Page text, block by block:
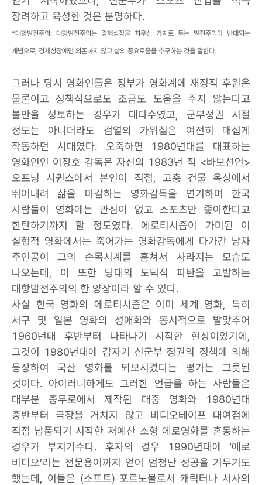
장려하고 육성한 것은 분명하다.
*대항발전주의: 대항발전주의는 경제성장을 최우선 가치로 두는 발전주의와 반대되는
개념으로, 경제성장에만 의존하지 않고 삶의 풍요로움을 추구하는 것을 말한다.
그러나 당시 영화인들은 정부가 영화계에 재정적 후원은
물론이고 정책적으로도 조금도 도움을 주지 않는다고
불만을 성토하는 경우가 대다수였고, 군부정권 시절
정도는 아니더라도 검열의 가위질은 여전히 매섭게
작동하던 시대였다. 오죽하면 1980년대를 대표하는
영화인인 이장호 감독은 자신의 1983년 작 <바보선언>
오프닝 시퀀스에서 본인이 직접, 고층 건물 옥상에서
뛰어내려 삶을 마감하는 영화감독을 연기하며 한국
사람들이 영화에는 관심이 없고 스포츠만 좋아한다고
한탄하기까지 할 정도였다. 에로티시즘이 가미된 이
실험적 영화에서는 죽어가는 영화감독에게 다가간 남자
주인공이 그의 손목시계를 훔쳐서 사라지는 모습도
나오는데, 이 또한 당대의 도덕적 파탄을 고발하는
대항발전주의의 한 양상이라 할 수 있다.
사실 한국 영화의 에로티시즘은 이미 세계 영화, 특히
서구 및 일본 영화의 성애화와 동시적으로 발맞추어
1960년대 후반부터 나타나기 시작한 현상이었기에,
그것이 1980년대에 갑자기 신군부 정권의 정책에 의해
등장하여 국산 영화를 퇴보시켰다는 평가는 그릇된
것이다. 아이러니하게도 그러한 언급을 하는 사람들은
대부분 충무로에서 제작된 대중 영화와 1980년대
중반부터 극장을 거치지 않고 비디오테이프 대여점에
직접 납품되기 시작한 저예산 소형 에로영화를 혼동하는
경우가 부지기수다. 후자의 경우 1990년대에 ‘에로
비디오’라는 전문용어까지 얻어 엄청난 성공을 거두기도
했는데, 이들은 (소프트) 포르노물로서 캐릭터나 서사의